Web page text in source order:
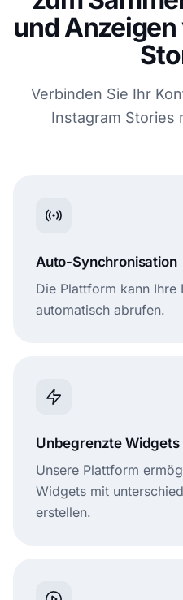
und
Verbinden Sie Ihr
Instagram Stories
Auto-Synchronisation
Die Plattform kann Ihre
automatisch abrufen.
Unbegrenzte Widgets
Unsere Plattform
Widgets mit
erstellen.